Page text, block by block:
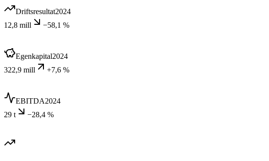
Driftsresultat2024
12,8 mill
−58,1 %
Egenkapital2024
322,9 mill
+7,6 %
EBITDA2024
29 t
−28,4 %